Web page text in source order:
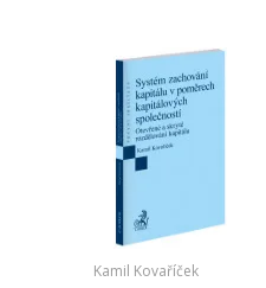
Kamil Kovaříček